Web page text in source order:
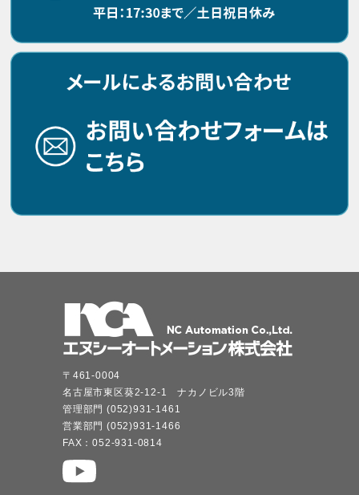
〒461-0004
名古屋市東区葵2-12-1 ナカノビル3階
管理部門 (052)931-1461
営業部門 (052)931-1466
FAX：052-931-0814